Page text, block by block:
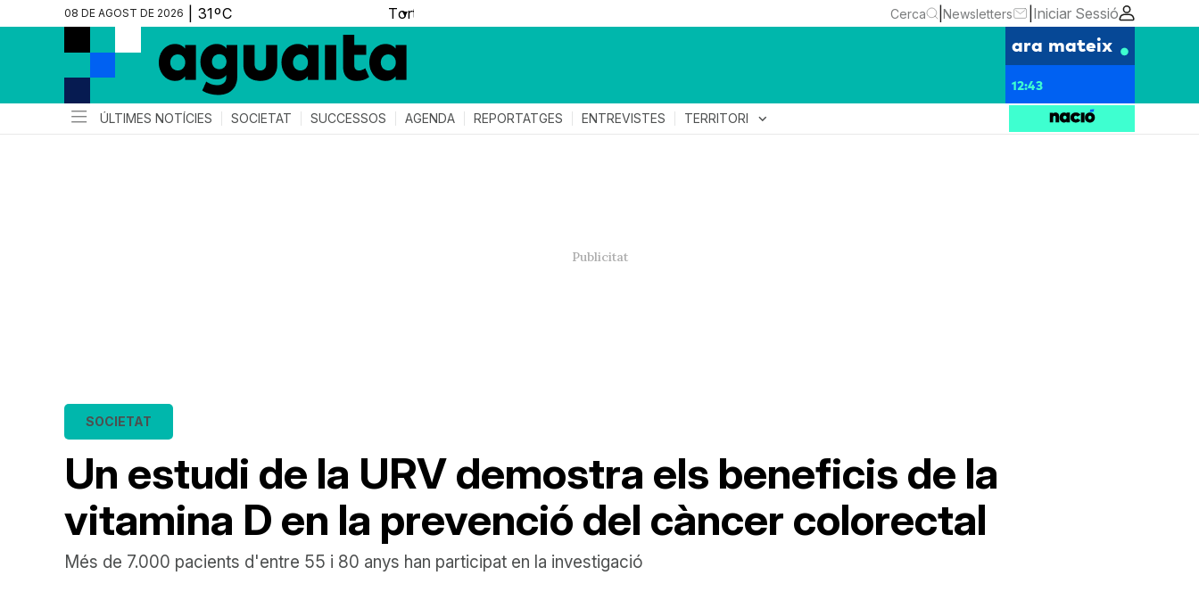
08 DE AGOST DE 2026 ▼ Cerca Newsletters Iniciar Sessió
ara mateix
12:43
ÚLTIMES NOTÍCIES SOCIETAT SUCCESSOS AGENDA REPORTATGES ENTREVISTES TERRITORI expand_more
Un estudi de la URV demostra els beneficis de la
vitamina D en la prevenció del càncer colorectal
SOCIETAT
Més de 7.000 pacients d'entre 55 i 80 anys han participat en la investigació